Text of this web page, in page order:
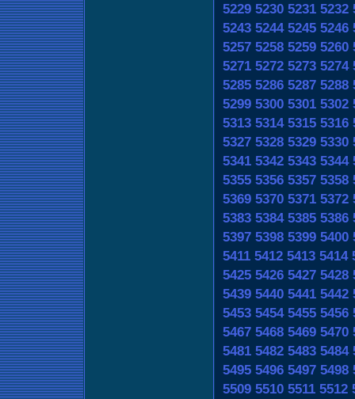
5229 5230 5231 5232
5243 5244 5245 5246
5257 5258 5259 5260
5271 5272 5273 5274
5285 5286 5287 5288
5299 5300 5301 5302
5313 5314 5315 5316
5327 5328 5329 5330
5341 5342 5343 5344
5355 5356 5357 5358
5369 5370 5371 5372
5383 5384 5385 5386
5397 5398 5399 5400
5411 5412 5413 5414
5425 5426 5427 5428
5439 5440 5441 5442
5453 5454 5455 5456
5467 5468 5469 5470
5481 5482 5483 5484
5495 5496 5497 5498
5509 5510 5511 5512